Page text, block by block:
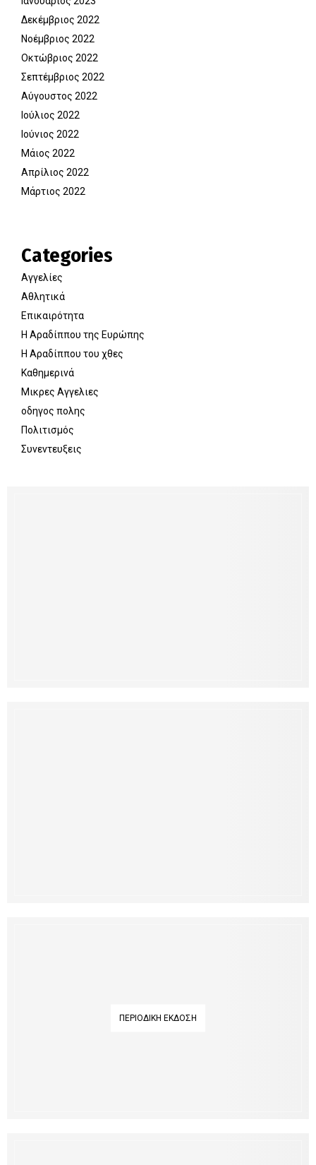
Δεκέμβριος 2022
Νοέμβριος 2022
Οκτώβριος 2022
Σεπτέμβριος 2022
Αύγουστος 2022
Ιούλιος 2022
Ιούνιος 2022
Μάιος 2022
Απρίλιος 2022
Μάρτιος 2022
Categories
Αγγελίες
Αθλητικά
Επικαιρότητα
Η Αραδίππου της Ευρώπης
Η Αραδίππου του χθες
Καθημερινά
Μικρες Αγγελιες
οδηγος πολης
Πολιτισμός
Συνεντευξεις
ΠΕΡΙΟΔΙΚΉ ΈΚΔΟΣΗ